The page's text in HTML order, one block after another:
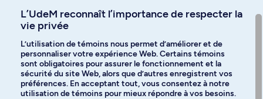
Langues
Facebook Instagram
L’UdeM reconnaît l’importance de respecter la
vie privée
L’utilisation de témoins nous permet d’améliorer et de
personnaliser votre expérience Web. Certains témoins
sont obligatoires pour assurer le fonctionnement et la
sécurité du site Web, alors que d’autres enregistrent vos
préférences. En acceptant tout, vous consentez à notre
utilisation de témoins pour mieux répondre à vos besoins.